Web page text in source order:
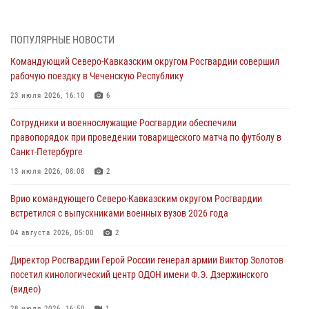
второй годовщине вторжения ВСУ на территорию области
06 августа 2026, 11:56
угрожавшего подростку травматическим пистолетом
06 августа 2026, 11:33 1
В Зауралье при содействии СОБР Росгвардии ликвидирована
06 августа 2026, 11:27
В Москве росгвардейцы задержали троих мужчин, устроивших
06 августа 2026, 11:20 1
ПОПУЛЯРНЫЕ НОВОСТИ
Командующий Северо-Кавказским округом Росгвардии совершил
рабочую поездку в Чеченскую Республику
23 июля 2026, 16:10 6
Сотрудники и военнослужащие Росгвардии обеспечили
правопорядок при проведении товарищеского матча по футболу в
Санкт-Петербурге
13 июля 2026, 08:08 2
Врио командующего Северо-Кавказским округом Росгвардии
встретился с выпускниками военных вузов 2026 года
04 августа 2026, 05:00 2
Директор Росгвардии Герой России генерал армии Виктор Золотов
посетил кинологический центр ОДОН имени Ф.Э. Дзержинского
(видео)